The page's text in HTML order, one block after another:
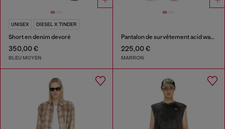
UNISEX DIESEL X TINDER
Short en denim devoré
350,00 €
BLEU MOYEN
Pantalon de survêtement acid wash à bords bruts
225,00 €
MARRON